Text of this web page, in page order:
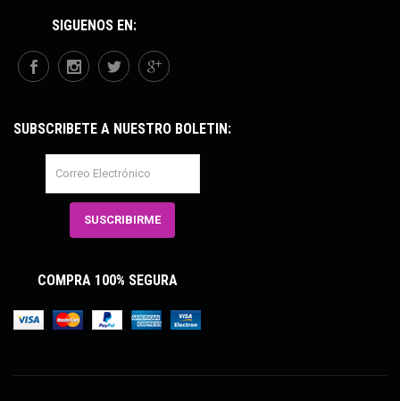
SÍGUENOS EN:
SUBSCRÍBETE A NUESTRO BOLETÍN:
COMPRA 100% SEGURA